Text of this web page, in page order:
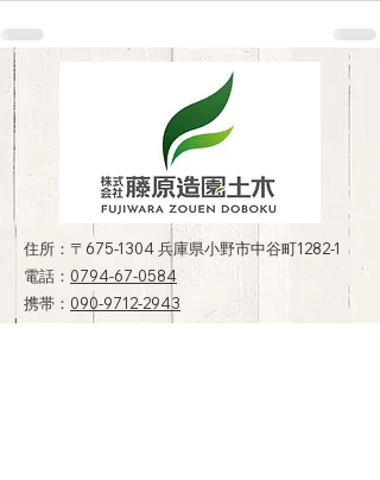
住所：〒675-1304 兵庫県小野市中谷町1282-1
電話： 0794-67-0584
携帯： 090-9712-2943